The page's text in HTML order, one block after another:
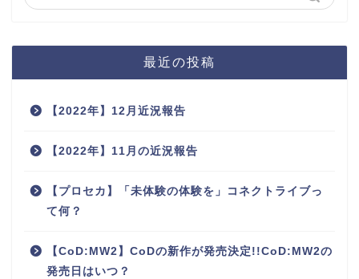
最近の投稿
【2022年】12月近況報告
【2022年】11月の近況報告
【プロセカ】「未体験の体験を」コネクトライブっ
て何？
【CoD:MW2】CoDの新作が発売決定!!CoD:MW2の
発売日はいつ？